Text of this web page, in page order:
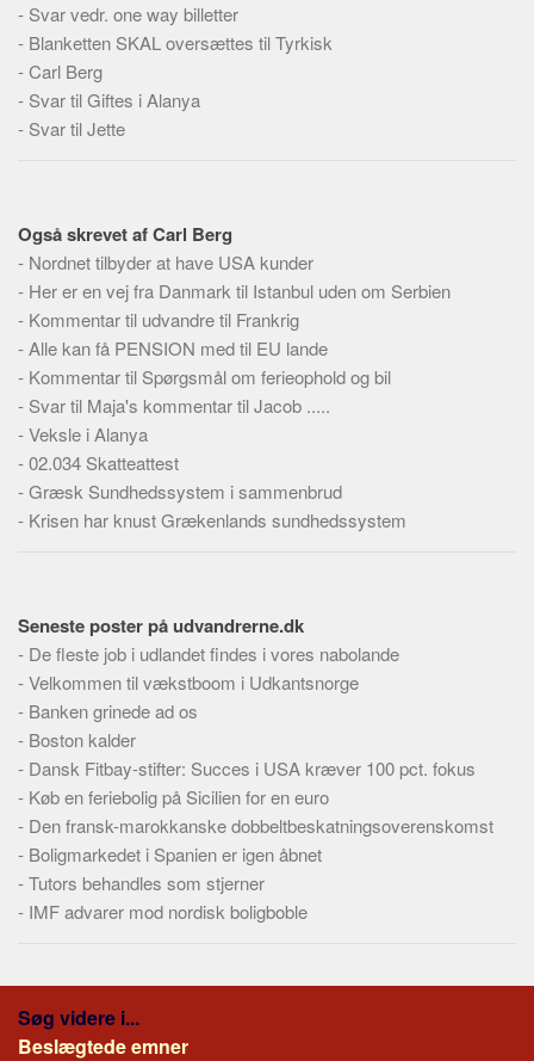
Forbrug
Social sikring og sundhed
Transport
Alle
Økonomi
Jura og regler
Skatter og afgifter
Praktisk
Alle
Meta
Dokumenttyper
Personer
Steder
Kilder
Om
Webstedet
Forhistorien
Redigering
Tekstannoncer
Hjælp
- Svar vedr. one way billetter
- Blanketten SKAL oversættes til Tyrkisk
-Carl Berg
- Svar til Giftes i Alanya
- Svar til Jette
Også skrevet af Carl Berg
- Nordnet tilbyder at have USA kunder
- Her er en vej fra Danmark til Istanbul uden om Serbien
- Kommentar til udvandre til Frankrig
-Alle kan få PENSION med til EU lande
- Kommentar til Spørgsmål om ferieophold og bil
- Svar til Maja's kommentar til Jacob .....
-Veksle i Alanya
-02.034 Skatteattest
-Græsk Sundhedssystem i sammenbrud
- Krisen har knust Grækenlands sundhedssystem
Seneste poster på udvandrerne.dk
- De fleste job i udlandet findes i vores nabolande
-Velkommen til vækstboom i Udkantsnorge
- Banken grinede ad os
- Boston kalder
- Dansk Fitbay-stifter: Succes i USA kræver 100 pct. fokus
- Køb en feriebolig på Sicilien for en euro
- Den fransk-marokkanske dobbeltbeskatningsoverenskomst
- Boligmarkedet i Spanien er igen åbnet
-Tutors behandles som stjerner
- IMF advarer mod nordisk boligboble
Søg videre i...
Beslægtede emner